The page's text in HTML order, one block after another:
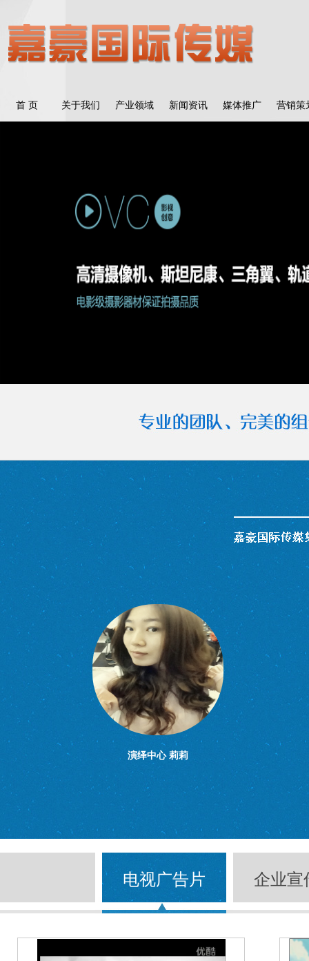
首 页 关于我们 产业领域 新闻资讯 媒体推广 营销策
演绎中心 莉莉
电视广告片 企业宣